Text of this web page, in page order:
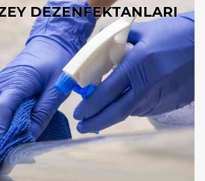
DEZENFEKTANLARI